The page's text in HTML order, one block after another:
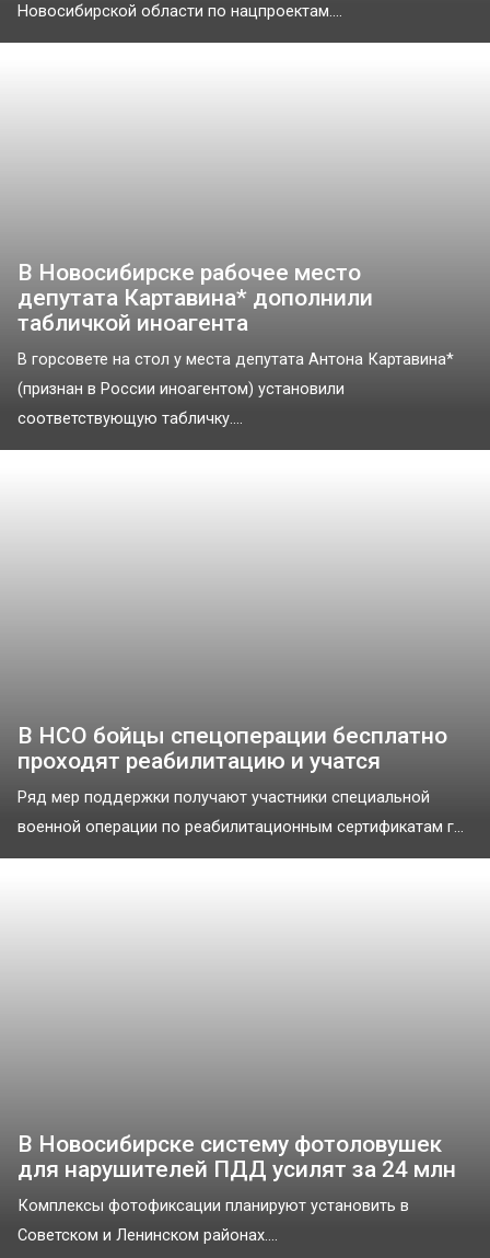
Новосибирской области по нацпроектам....
В Новосибирске рабочее место
депутата Картавина* дополнили
табличкой иноагента
В горсовете на стол у места депутата Антона Картавина*
(признан в России иноагентом) установили
соответствующую табличку....
В НСО бойцы спецоперации бесплатно
проходят реабилитацию и учатся
Ряд мер поддержки получают участники специальной
военной операции по реабилитационным сертификатам г...
В Новосибирске систему фотоловушек
для нарушителей ПДД усилят за 24 млн
Комплексы фотофиксации планируют установить в
Советском и Ленинском районах....